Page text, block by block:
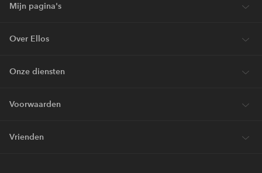
Mijn pagina's
Over Ellos
Onze diensten
Voorwaarden
Vrienden